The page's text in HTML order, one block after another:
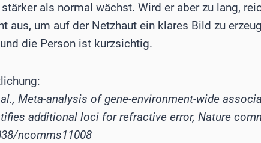
als normal wächst. Wird er aber zu lang,
aus, um auf der Netzhaut ein klares Bild zu
die Person ist kurzsichtig.
al., Meta-analysis of gene-environment-wide
additional loci for refractive error, Nature
ncomms11008